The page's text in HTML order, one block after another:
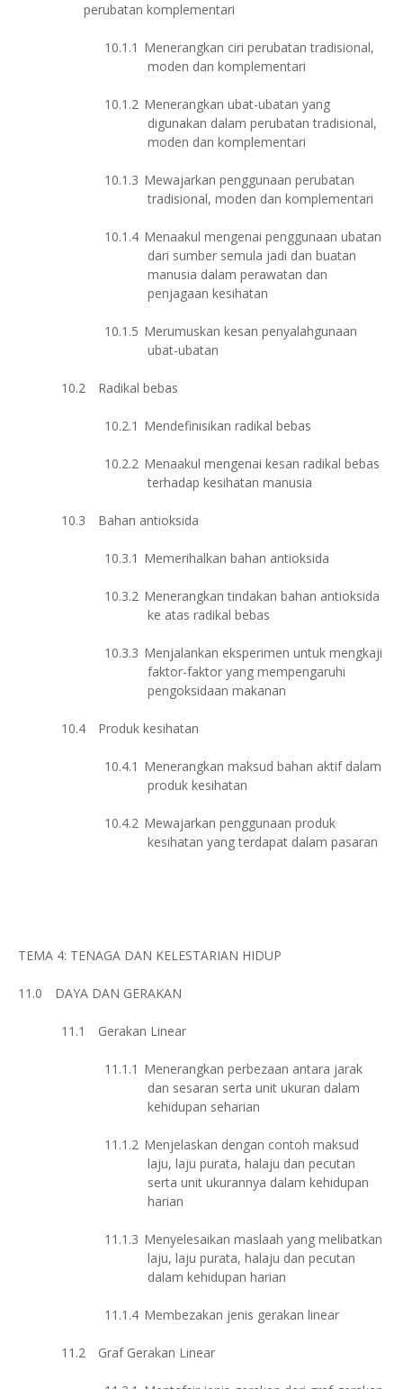
perubatan komplementari
10.1.1 Menerangkan ciri perubatan tradisional,
moden dan komplementari
10.1.2 Menerangkan ubat-ubatan yang
digunakan dalam perubatan tradisional,
moden dan komplementari
10.1.3 Mewajarkan penggunaan perubatan
tradisional, moden dan komplementari
10.1.4 Menaakul mengenai penggunaan ubatan
dari sumber semula jadi dan buatan
manusia dalam perawatan dan
penjagaan kesihatan
10.1.5 Merumuskan kesan penyalahgunaan
ubat-ubatan
10.2 Radikal bebas
10.2.1 Mendefinisikan radikal bebas
10.2.2 Menaakul mengenai kesan radikal bebas
terhadap kesihatan manusia
10.3 Bahan antioksida
10.3.1 Memerihalkan bahan antioksida
10.3.2 Menerangkan tindakan bahan antioksida
ke atas radikal bebas
10.3.3 Menjalankan eksperimen untuk mengkaji
faktor-faktor yang mempengaruhi
pengoksidaan makanan
10.4 Produk kesihatan
10.4.1 Menerangkan maksud bahan aktif dalam
produk kesihatan
10.4.2 Mewajarkan penggunaan produk
kesihatan yang terdapat dalam pasaran
TEMA 4: TENAGA DAN KELESTARIAN HIDUP
11.0 DAYA DAN GERAKAN
11.1 Gerakan Linear
11.1.1 Menerangkan perbezaan antara jarak
dan sesaran serta unit ukuran dalam
kehidupan seharian
11.1.2 Menjelaskan dengan contoh maksud
laju, laju purata, halaju dan pecutan
serta unit ukurannya dalam kehidupan
harian
11.1.3 Menyelesaikan maslaah yang melibatkan
laju, laju purata, halaju dan pecutan
dalam kehidupan harian
11.1.4 Membezakan jenis gerakan linear
11.2 Graf Gerakan Linear